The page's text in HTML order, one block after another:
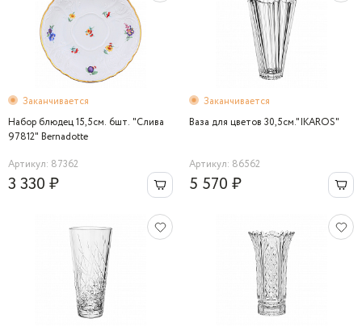
Заканчивается
Набор блюдец 15,5см. 6шт. "Слива
97812" Bernadotte
Артикул: 87362
3 330 ₽
Заканчивается
Ваза для цветов 30,5см."IKAROS"
Артикул: 86562
5 570 ₽